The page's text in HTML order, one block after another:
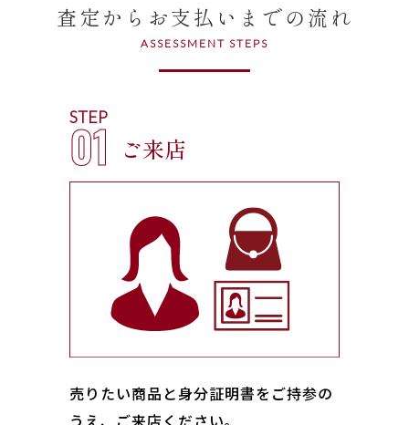
査定からお支払いまでの流れ
ASSESSMENT STEPS
STEP
01 ご来店
売りたい商品と身分証明書をご持参の
うえ、ご来店ください｡